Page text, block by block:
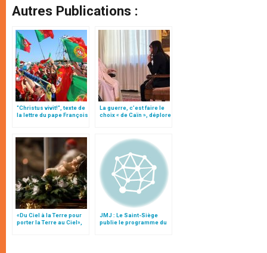
Autres Publications :
"Christus vivit!", texte de
la lettre du pape François
La guerre, c’est faire le
choix « de Caïn », déplore
«Du Ciel à la Terre pour
porter la Terre au Ciel»,
JMJ : Le Saint-Siège
publie le programme du